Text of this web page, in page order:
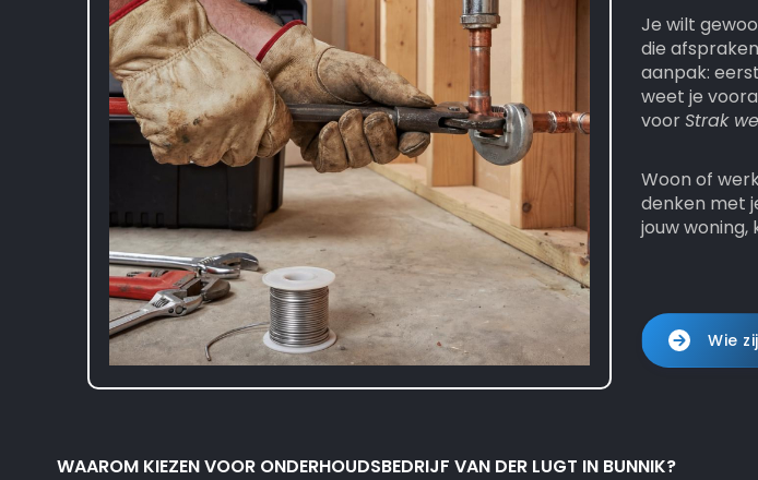
Je wilt
die
aanpak:
weet je
voorStrak
Woon of
denken met
jouw woning,
Wie
WAAROM KIEZEN VOOR ONDERHOUDSBEDRIJF VAN DER LUGT IN BUNNIK?